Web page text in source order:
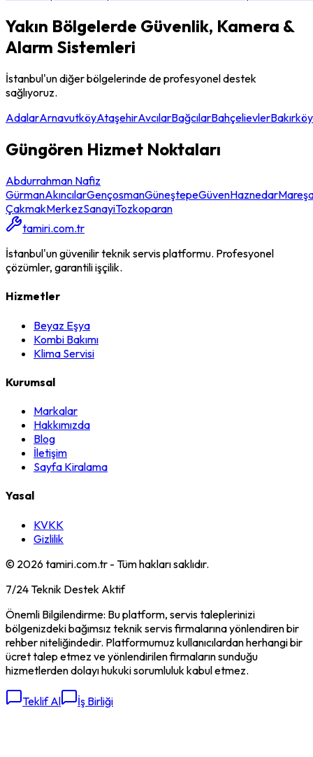
Yakın Bölgelerde Güvenlik, Kamera &
Alarm Sistemleri
İstanbul'un diğer bölgelerinde de profesyonel destek
sağlıyoruz.
AdalarArnavutköyAtaşehirAvcılarBağcılarBahçelievlerBakırköy
Güngören Hizmet Noktaları
Abdurrahman Nafiz
GürmanAkıncılarGençosmanGüneştepeGüvenHaznedar
ÇakmakMerkezSanayiTozkoparan
tamiri.com.tr
İstanbul'un güvenilir teknik servis platformu. Profesyonel
çözümler, garantili işçilik.
Hizmetler
Beyaz Eşya
Kombi Bakımı
Klima Servisi
Kurumsal
Markalar
Hakkımızda
Blog
İletişim
Sayfa Kiralama
Yasal
KVKK
Gizlilik
© 2026tamiri.com.tr - Tüm hakları saklıdır.
7/24 Teknik Destek Aktif
Önemli Bilgilendirme: Bu platform, servis taleplerinizi
bölgenizdeki bağımsız teknik servis firmalarına yönlendiren bir
rehber niteliğindedir. Platformumuz kullanıcılardan herhangi bir
ücret talep etmez ve yönlendirilen firmaların sunduğu
hizmetlerden dolayı hukuki sorumluluk kabul etmez.
Teklif Al İş Birliği